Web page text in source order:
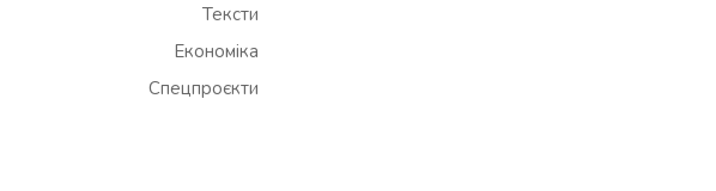
Тексти
Економіка
Спецпроєкти